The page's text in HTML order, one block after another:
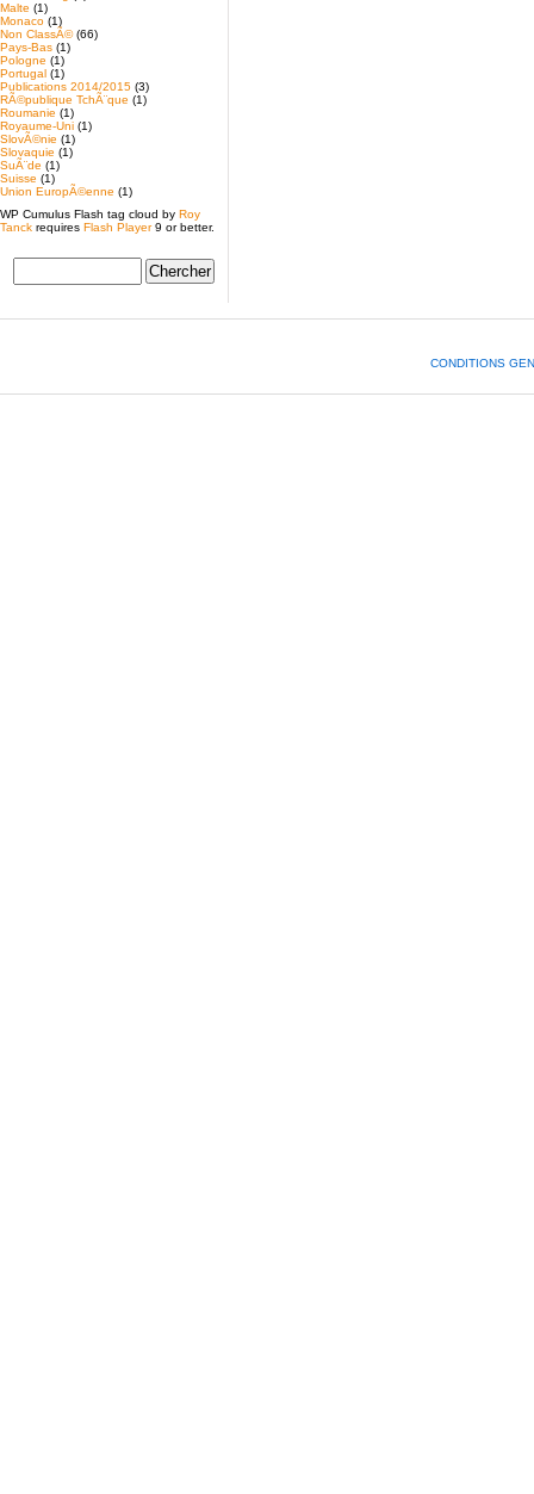
Malte (1)
Monaco (1)
Non ClassÃ©(66)
Pays-Bas (1)
Pologne (1)
Portugal (1)
Publications 2014/2015 (3)
RÃ©publique TchÃ¨que (1)
Roumanie (1)
Royaume-Uni (1)
SlovÃ©nie (1)
Slovaquie (1)
SuÃ¨de (1)
Suisse (1)
Union EuropÃ©enne (1)
WP Cumulus Flash tag cloud by Roy
Tanck requires Flash Player9 or better.
CONDITIONS